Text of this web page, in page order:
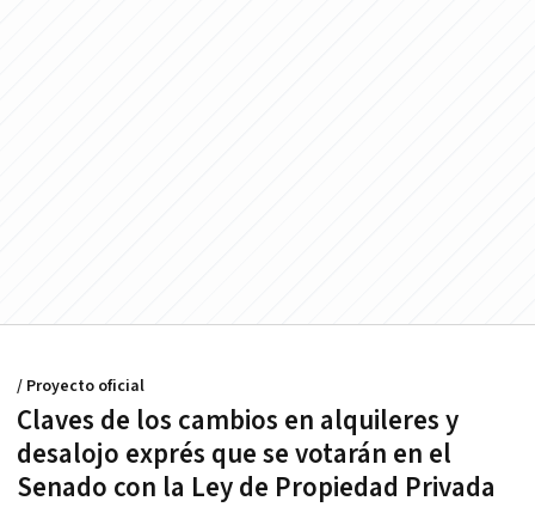
Claves de los cambios en alquileres y
desalojo exprés que se votarán en el
Senado con la Ley de Propiedad Privada
/ Proyecto oficial